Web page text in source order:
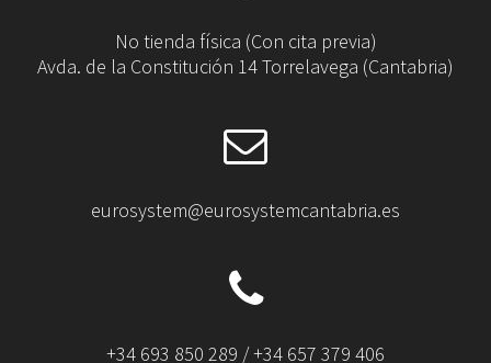
No tienda física (Con cita previa)
Avda. de la Constitución 14 Torrelavega (Cantabria)
eurosystem@eurosystemcantabria.es
+34 693 850 289 / +34 657 379 406